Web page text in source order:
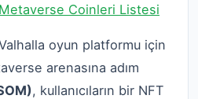
oyun platformu için
arenasına adım
, kullanıcıların bir NFT